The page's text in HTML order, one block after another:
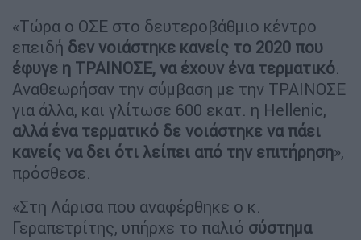
«Τώρα ο ΟΣΕ στο δευτεροβάθμιο κέντρο
επειδή δεν νοιάστηκε κανείς το 2020 που
έφυγε η ΤΡΑΙΝΟΣΕ, να έχουν ένα τερματικό.
Αναθεωρήσαν την σύμβαση με την ΤΡΑΙΝΟΣΕ
για άλλα, και γλίτωσε 600 εκατ. η Hellenic,
αλλά ένα τερματικό δε νοιάστηκε να πάει
κανείς να δει ότι λείπει από την επιτήρηση»,
πρόσθεσε.
«Στη Λάρισα που αναφέρθηκε ο κ.
Γεραπετρίτης, υπήρχε το παλιό σύστημα